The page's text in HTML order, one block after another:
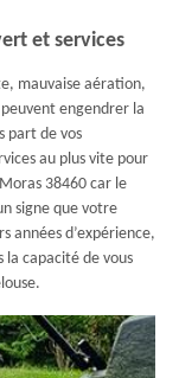
et services
mauvaise aération,
engendrer la
part de vos
au plus vite pour
38460 car le
signe que votre
années d’expérience,
la capacité de vous